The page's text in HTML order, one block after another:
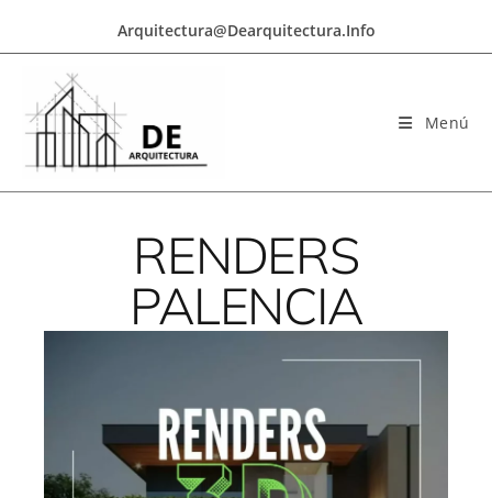
Arquitectura@dearquitectura.info
Menú
RENDERS
PALENCIA